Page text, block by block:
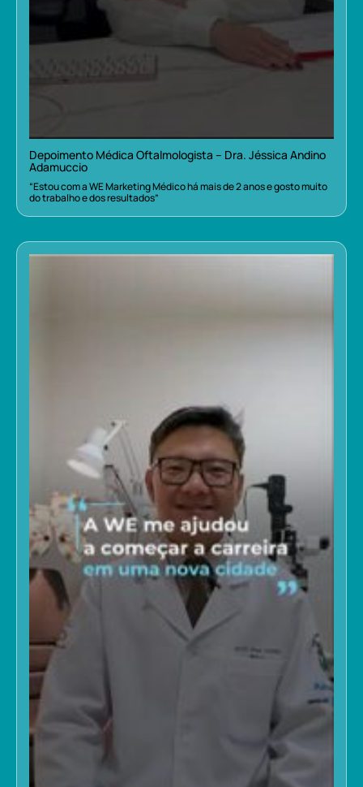
Depoimento Médica Oftalmologista – Dra. Jéssica Andino
Adamuccio
“Estou com a WE Marketing Médico há mais de 2 anos e gosto muito
do trabalho e dos resultados”